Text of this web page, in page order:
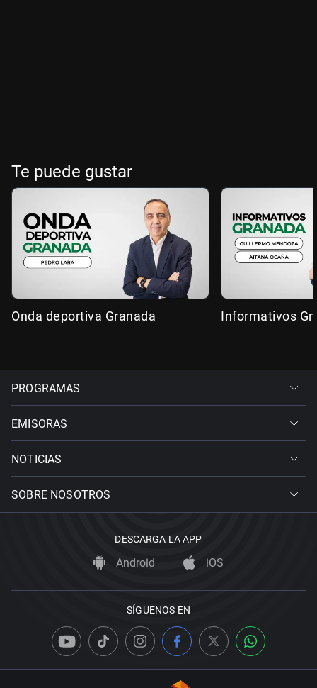
Te puede gustar
Onda deportiva Granada Informativos
PROGRAMAS
EMISORAS
NOTICIAS
SOBRE NOSOTROS
DESCARGA LA APP
Android iOS
SÍGUENOS EN